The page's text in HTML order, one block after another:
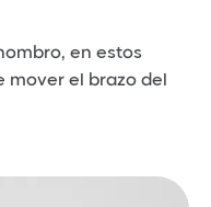
en estos
mover el brazo del